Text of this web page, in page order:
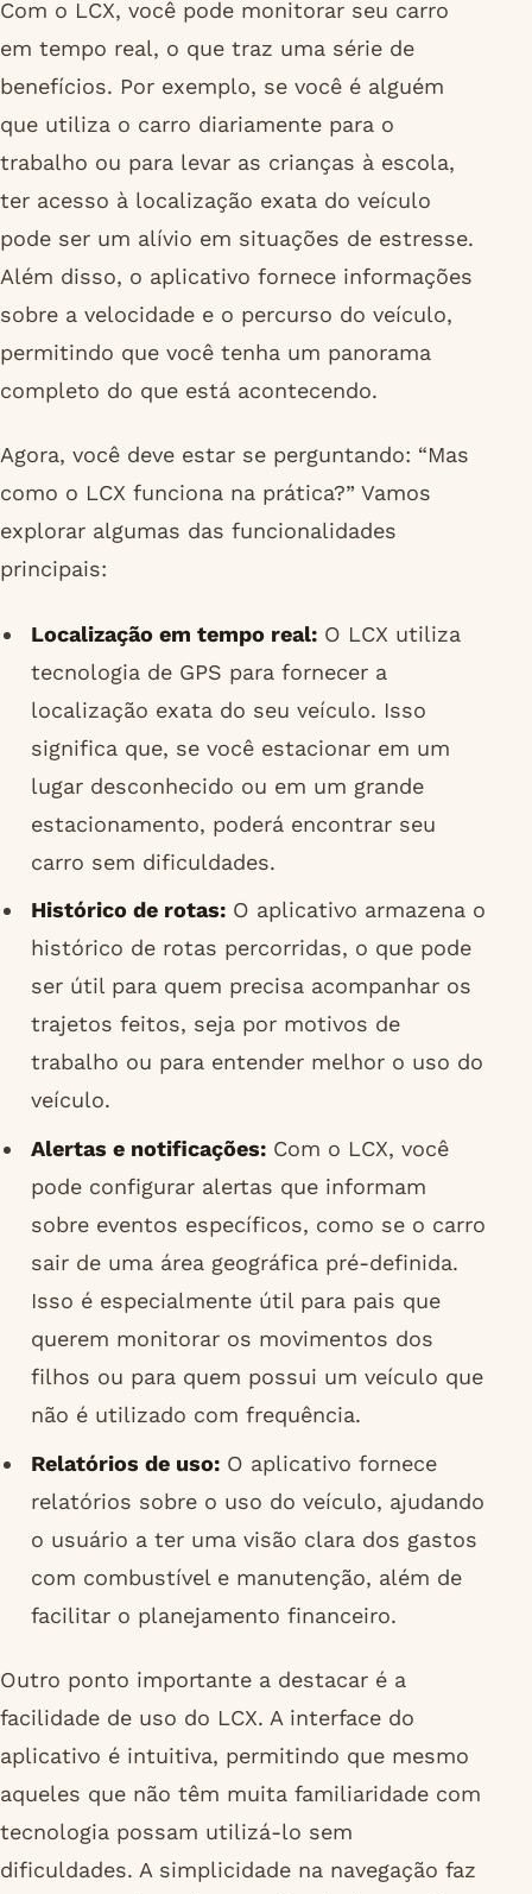
Com o LCX, você pode monitorar seu carro
em tempo real, o que traz uma série de
benefícios. Por exemplo, se você é alguém
que utiliza o carro diariamente para o
trabalho ou para levar as crianças à escola,
ter acesso à localização exata do veículo
pode ser um alívio em situações de estresse.
Além disso, o aplicativo fornece informações
sobre a velocidade e o percurso do veículo,
permitindo que você tenha um panorama
completo do que está acontecendo.
Agora, você deve estar se perguntando: “Mas
como o LCX funciona na prática?” Vamos
explorar algumas das funcionalidades
principais:
Localização em tempo real:O LCX utiliza
tecnologia de GPS para fornecer a
localização exata do seu veículo. Isso
significa que, se você estacionar em um
lugar desconhecido ou em um grande
estacionamento, poderá encontrar seu
carro sem dificuldades.
Histórico de rotas:O aplicativo armazena o
histórico de rotas percorridas, o que pode
ser útil para quem precisa acompanhar os
trajetos feitos, seja por motivos de
trabalho ou para entender melhor o uso do
veículo.
Alertas e notificações:Com o LCX, você
pode configurar alertas que informam
sobre eventos específicos, como se o carro
sair de uma área geográfica pré-definida.
Isso é especialmente útil para pais que
querem monitorar os movimentos dos
filhos ou para quem possui um veículo que
não é utilizado com frequência.
Relatórios de uso:O aplicativo fornece
relatórios sobre o uso do veículo, ajudando
o usuário a ter uma visão clara dos gastos
com combustível e manutenção, além de
facilitar o planejamento financeiro.
Outro ponto importante a destacar é a
facilidade de uso do LCX. A interface do
aplicativo é intuitiva, permitindo que mesmo
aqueles que não têm muita familiaridade com
tecnologia possam utilizá-lo sem
dificuldades. A simplicidade na navegação faz